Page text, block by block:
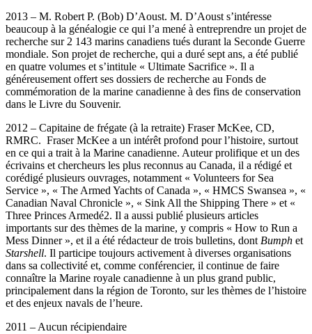
2013 – M. Robert P. (Bob) D’Aoust. M. D’Aoust s’intéresse
beaucoup à la généalogie ce qui l’a mené à entreprendre un projet de
recherche sur 2 143 marins canadiens tués durant la Seconde Guerre
mondiale. Son projet de recherche, qui a duré sept ans, a été publié
en quatre volumes et s’intitule « Ultimate Sacrifice ». Il a
généreusement offert ses dossiers de recherche au Fonds de
commémoration de la marine canadienne à des fins de conservation
dans le Livre du Souvenir.
2012 – Capitaine de frégate (à la retraite) Fraser McKee, CD,
RMRC. Fraser McKee a un intérêt profond pour l’histoire, surtout
en ce qui a trait à la Marine canadienne. Auteur prolifique et un des
écrivains et chercheurs les plus reconnus au Canada, il a rédigé et
corédigé plusieurs ouvrages, notamment « Volunteers for Sea
Service », « The Armed Yachts of Canada », « HMCS Swansea », «
Canadian Naval Chronicle », « Sink All the Shipping There » et «
Three Princes Armedé2. Il a aussi publié plusieurs articles
importants sur des thèmes de la marine, y compris « How to Run a
Mess Dinner », et il a été rédacteur de trois bulletins, dont Bumph et
Starshell. Il participe toujours activement à diverses organisations
dans sa collectivité et, comme conférencier, il continue de faire
connaître la Marine royale canadienne à un plus grand public,
principalement dans la région de Toronto, sur les thèmes de l’histoire
et des enjeux navals de l’heure.
2011 – Aucun récipiendaire